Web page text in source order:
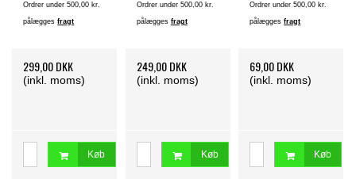
Ordrer under 500,00 kr.
pålæggesfragt
299,00 DKK
(inkl. moms)
Køb
Ordrer under 500,00 kr.
pålægges fragt
249,00 DKK
(inkl. moms)
Køb
Ordrer under 500,00 kr.
pålæggesfragt
69,00 DKK
(inkl. moms)
Køb